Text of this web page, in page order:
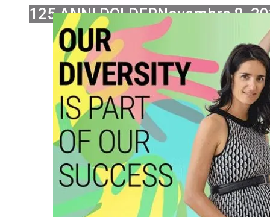
125 ANNI DOLDERNovembre 8,